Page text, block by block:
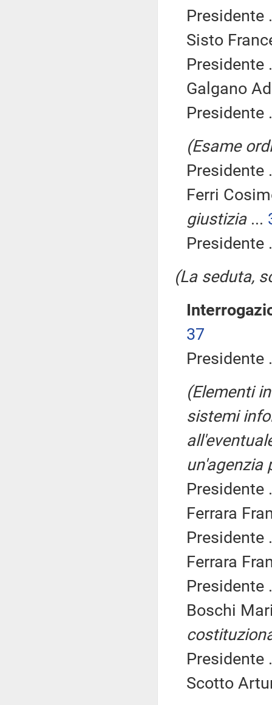
Presidente
Sisto
Presidente
Galgano
Presidente
(Esame
Presidente
Ferri
giustizia...
Presidente
(La seduta,
37
Presidente
(Elementi
sistemi
un'agenzia
Presidente
Ferrara
Presidente
Ferrara
Presidente
Boschi
Presidente
Scotto